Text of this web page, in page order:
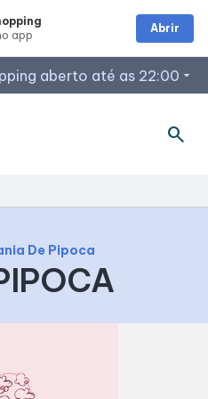
aberto até as 22:00 arrow_drop_down
os horários
search
De Pipoca
Abrir